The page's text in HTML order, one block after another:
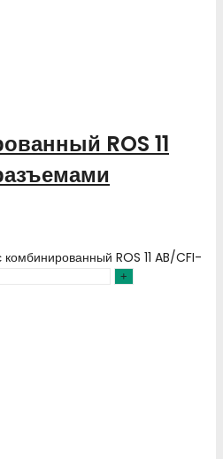
ROS 11
комбинированный ROS 11 AB/CFI-